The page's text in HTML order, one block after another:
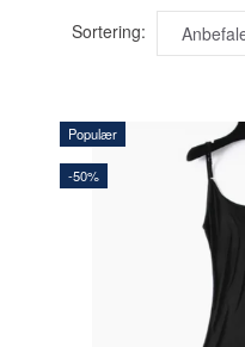
Sortering:
Populær
-50%